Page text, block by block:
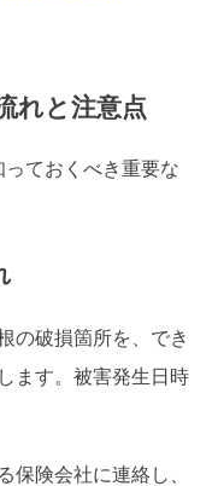
れと注意点
ておくべき重要な
の破損箇所を、でき
ます。被害発生日時
保険会社に連絡し、